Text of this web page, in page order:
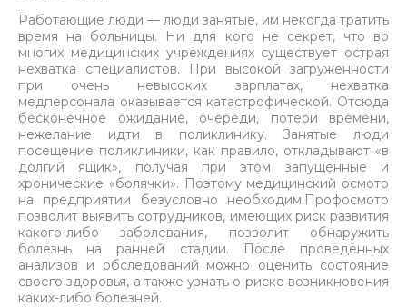
Работающие люди — люди занятые, им некогда тратить
время на больницы. Ни для кого не секрет, что во
многих медицинских учреждениях существует острая
нехватка специалистов. При высокой загруженности
при очень невысоких зарплатах, нехватка
медперсонала оказывается катастрофической. Отсюда
бесконечное ожидание, очереди, потери времени,
нежелание идти в поликлинику. Занятые люди
посещение поликлиники, как правило, откладывают «в
долгий ящик», получая при этом запущенные и
хронические «болячки». Поэтому медицинский осмотр
на предприятии безусловно необходим.Профосмотр
позволит выявить сотрудников, имеющих риск развития
какого-либо заболевания, позволит обнаружить
болезнь на ранней стадии. После проведённых
анализов и обследований можно оценить состояние
своего здоровья, а также узнать о риске возникновения
каких-либо болезней.